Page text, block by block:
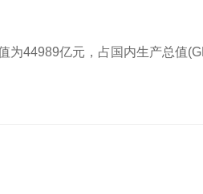
为44989亿元，占国内生产总值